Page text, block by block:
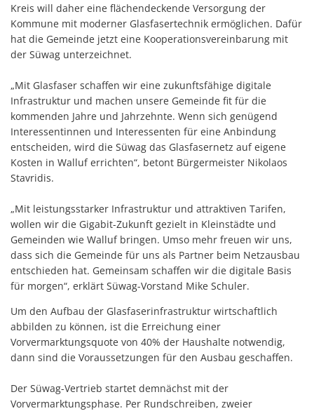
Kreis will daher eine flächendeckende Versorgung der
Kommune mit moderner Glasfasertechnik ermöglichen. Dafür
hat die Gemeinde jetzt eine Kooperationsvereinbarung mit
der Süwag unterzeichnet.
„Mit Glasfaser schaffen wir eine zukunftsfähige digitale
Infrastruktur und machen unsere Gemeinde fit für die
kommenden Jahre und Jahrzehnte. Wenn sich genügend
Interessentinnen und Interessenten für eine Anbindung
entscheiden, wird die Süwag das Glasfasernetz auf eigene
Kosten in Walluf errichten“, betont Bürgermeister Nikolaos
Stavridis.
„Mit leistungsstarker Infrastruktur und attraktiven Tarifen,
wollen wir die Gigabit-Zukunft gezielt in Kleinstädte und
Gemeinden wie Walluf bringen. Umso mehr freuen wir uns,
dass sich die Gemeinde für uns als Partner beim Netzausbau
entschieden hat. Gemeinsam schaffen wir die digitale Basis
für morgen“, erklärt Süwag-Vorstand Mike Schuler.
Um den Aufbau der Glasfaserinfrastruktur wirtschaftlich
abbilden zu können, ist die Erreichung einer
Vorvermarktungsquote von 40% der Haushalte notwendig,
dann sind die Voraussetzungen für den Ausbau geschaffen.
Der Süwag-Vertrieb startet demnächst mit der
Vorvermarktungsphase. Per Rundschreiben, zweier